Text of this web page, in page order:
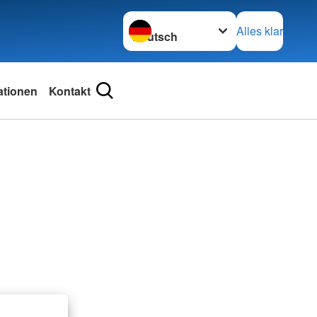
Sprache wechseln zu
Alles klar
Kontakt